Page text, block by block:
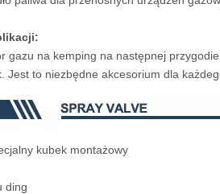
gazu na kemping na następnej
Jest to niezbędne akcesorium dla
kubek montażowy
ding